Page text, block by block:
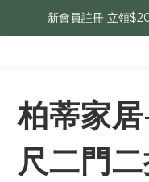
新會員註冊 立領
柏蒂家
尺二門